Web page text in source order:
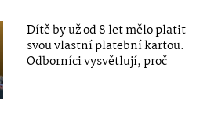
Dítě by už od 8 let mělo platit
svou vlastní platební kartou.
Odborníci vysvětlují, proč